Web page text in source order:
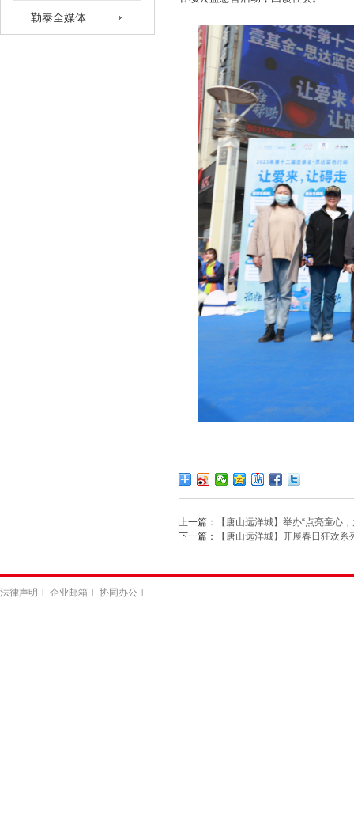
勒泰全媒体
上一篇：
【唐山远洋城】举办“点亮童心
下一篇：
【唐山远洋城】开展春日狂欢系
法律声明 企业邮箱 协同办公